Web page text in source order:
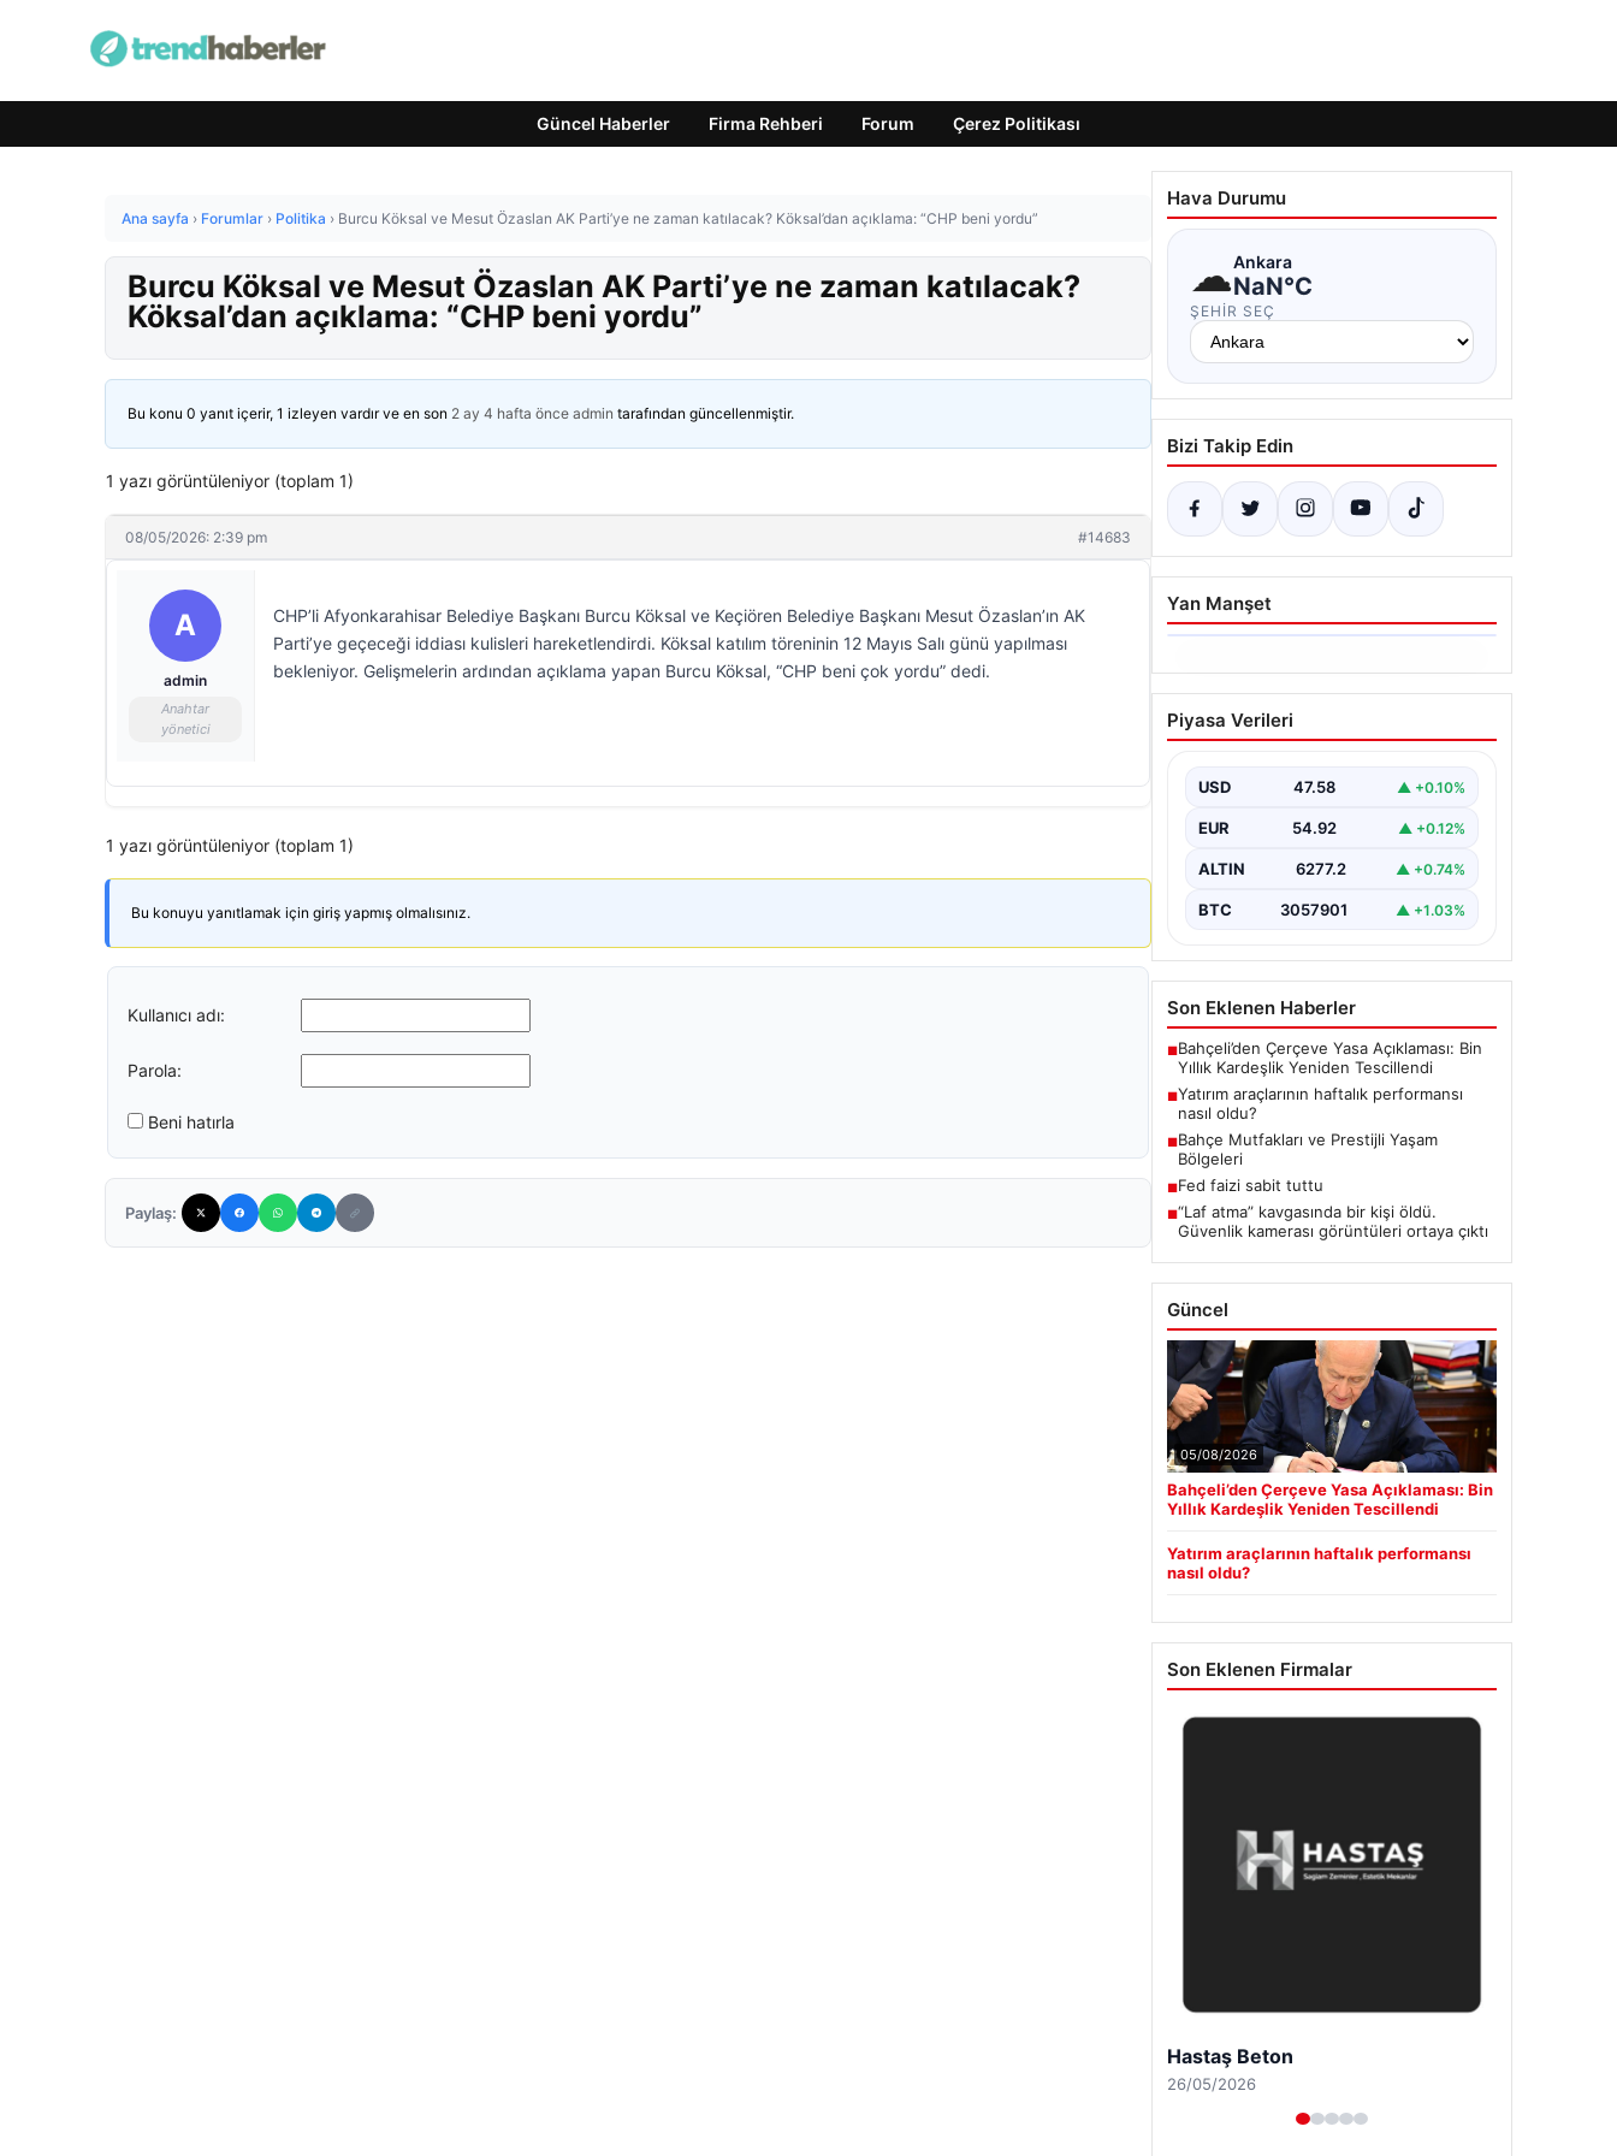
Güncel Haberler Firma Rehberi Forum Çerez Politikası
Ana sayfa › Forumlar › Politika › Burcu Köksal ve Mesut Özaslan AK Parti’ye ne zaman katılacak? Köksal’dan açıklama: “CHP beni yordu”
Burcu Köksal ve Mesut Özaslan AK Parti’ye ne zaman katılacak?
Köksal’dan açıklama: “CHP beni yordu”
Bu konu 0 yanıt içerir, 1 izleyen vardır ve en son 2 ay 4 hafta önce admin tarafından güncellenmiştir.
1 yazı görüntüleniyor (toplam 1)
08/05/2026: 2:39 pm #14683
A
admin
Anahtar
yönetici
CHP’li Afyonkarahisar Belediye Başkanı Burcu Köksal ve Keçiören Belediye Başkanı Mesut Özaslan’ın AK
Parti’ye geçeceği iddiası kulisleri hareketlendirdi. Köksal katılım töreninin 12 Mayıs Salı günü yapılması
bekleniyor. Gelişmelerin ardından açıklama yapan Burcu Köksal, “CHP beni çok yordu” dedi.
1 yazı görüntüleniyor (toplam 1)
Bu konuyu yanıtlamak için giriş yapmış olmalısınız.
Kullanıcı adı:
Parola:
Beni hatırla
Paylaş:
Hava Durumu
☁Ankara
NaN°C
ŞEHIR SEÇ
Bizi Takip Edin
Yan Manşet
05.08.2026
Yatırım araçlarının haftalık
performansı nasıl oldu?
Performans Analizi", "content": "Bir
haftalık zaman diliminde finans
piyasalarında hareketlilik…
Piyasa Verileri
USD 47.58 ▲ +0.10%
EUR 54.92 ▲ +0.12%
ALTIN 6277.2 ▲ +0.74%
BTC 3057901 ▲ +1.03%
Son Eklenen Haberler
■Bahçeli’den Çerçeve Yasa Açıklaması: Bin
Yıllık Kardeşlik Yeniden Tescillendi
■Yatırım araçlarının haftalık performansı
nasıl oldu?
■Bahçe Mutfakları ve Prestijli Yaşam
Bölgeleri
■Fed faizi sabit tuttu
■“Laf atma” kavgasında bir kişi öldü.
Güvenlik kamerası görüntüleri ortaya çıktı
Güncel
05/08/2026
Bahçeli’den Çerçeve Yasa Açıklaması: Bin
Yıllık Kardeşlik Yeniden Tescillendi
Yatırım araçlarının haftalık performansı
nasıl oldu?
Son Eklenen Firmalar
Hastaş Beton
26/05/2026